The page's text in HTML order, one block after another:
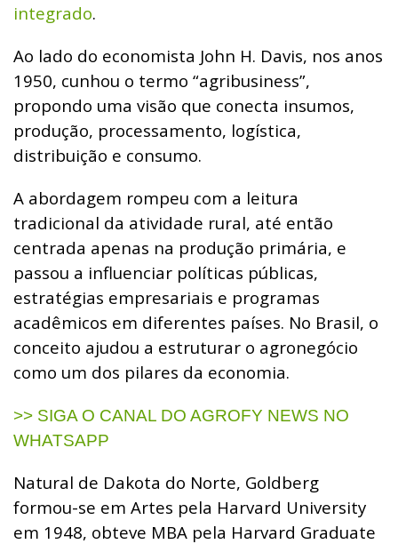
integrado.
Ao lado do economista John H. Davis, nos anos
1950, cunhou o termo “agribusiness”,
propondo uma visão que conecta insumos,
produção, processamento, logística,
distribuição e consumo.
A abordagem rompeu com a leitura
tradicional da atividade rural, até então
centrada apenas na produção primária, e
passou a influenciar políticas públicas,
estratégias empresariais e programas
acadêmicos em diferentes países. No Brasil, o
conceito ajudou a estruturar o agronegócio
como um dos pilares da economia.
>> SIGA O CANAL DO AGROFY NEWS NO
WHATSAPP
Natural de Dakota do Norte, Goldberg
formou-se em Artes pela Harvard University
em 1948, obteve MBA pela Harvard Graduate